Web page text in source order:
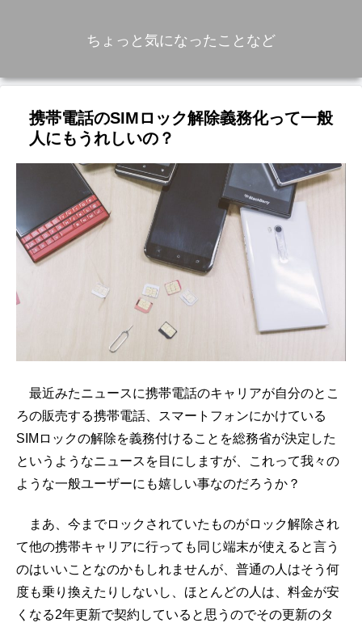
ちょっと気になったことなど
携帯電話のSIMロック解除義務化って一般
人にもうれしいの？
最近みたニュースに携帯電話のキャリアが自分のとこ
ろの販売する携帯電話、スマートフォンにかけている
SIMロックの解除を義務付けることを総務省が決定した
というようなニュースを目にしますが、これって我々の
ような一般ユーザーにも嬉しい事なのだろうか？
まあ、今までロックされていたものがロック解除され
て他の携帯キャリアに行っても同じ端末が使えると言う
のはいいことなのかもしれませんが、普通の人はそう何
度も乗り換えたりしないし、ほとんどの人は、料金が安
くなる2年更新で契約していると思うのでその更新のタ